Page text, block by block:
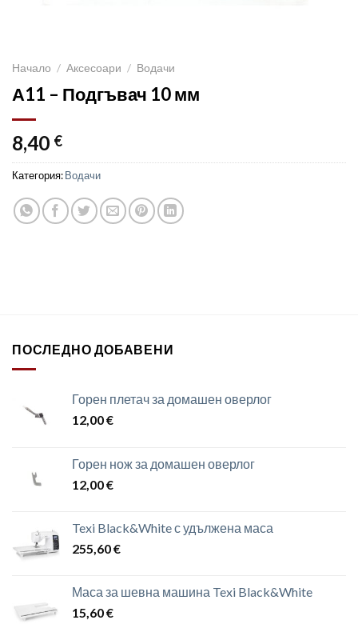
Начало / Аксесоари / Водачи
А11 – Подгъвач 10 мм
8,40 €
Категория:Водачи
ПОСЛЕДНО ДОБАВЕНИ
Горен плетач за домашен оверлог
12,00€
Горен нож за домашен оверлог
12,00€
Texi Black&White с удължена маса
255,60€
Маса за шевна машина Texi Black&White
15,60€